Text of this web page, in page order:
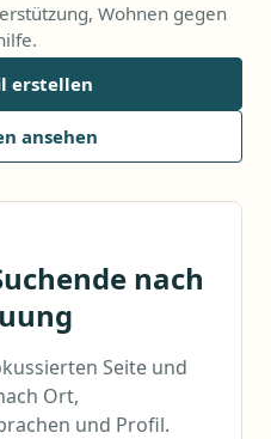
Wohnen gegen
erstellen
ansehen
nach
Seite und
Ort,
und Profil.